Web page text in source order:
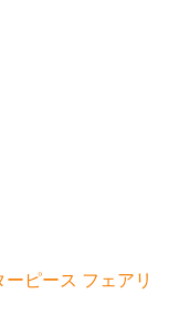
ピース フェアリ